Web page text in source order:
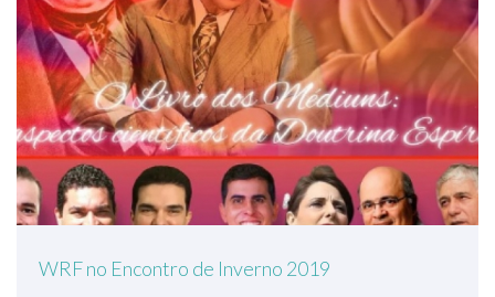
WRF no Encontro de Inverno 2019